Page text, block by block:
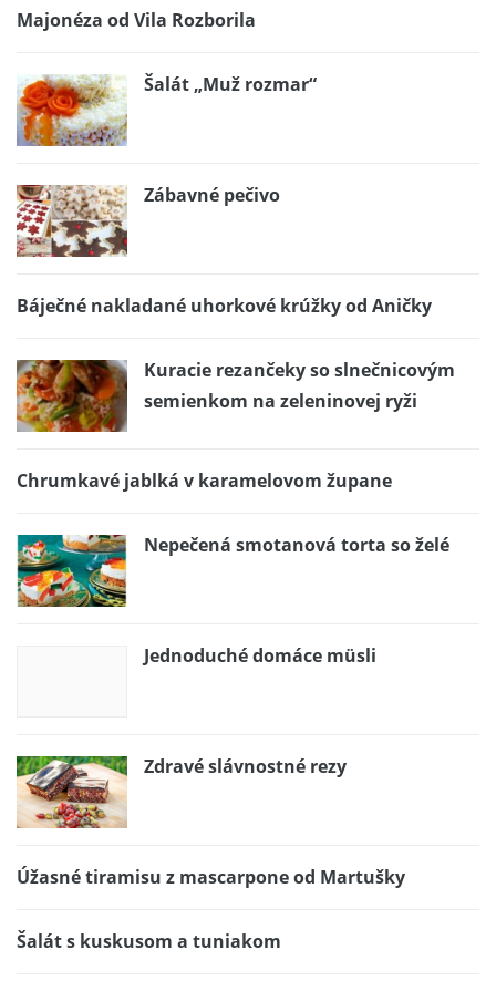
Majonéza od Vila Rozborila
Šalát „Muž rozmar“
Zábavné pečivo
Báječné nakladané uhorkové krúžky od Aničky
Kuracie rezančeky so slnečnicovým
semienkom na zeleninovej ryži
Chrumkavé jablká v karamelovom župane
Nepečená smotanová torta so želé
Jednoduché domáce müsli
Zdravé slávnostné rezy
Úžasné tiramisu z mascarpone od Martušky
Šalát s kuskusom a tuniakom